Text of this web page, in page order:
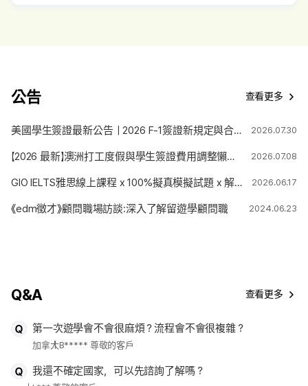
公告 查看更多
美國學生簽證最新公告｜2026 F-1簽證新規定與合法停留期限變更解析 2026.07.30
【2026 最新】澳洲打工度假與學生簽證費用調整懶人包 2026.07.08
GIO IELTS雅思線上課程 x 100%擬真模擬試題 x 解題技巧 2026.06.17
《edm徵才》顧問職場訪談:深入了解留遊學顧問職 2024.06.23
Q&A 查看更多
第一次遊學會不會很麻煩？流程會不會很複雜？
加拿大B***** 尊敬的客戶
我還不確定國家，可以先諮詢了解嗎？